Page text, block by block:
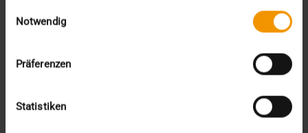
Notwendig
Präferenzen
Statistiken